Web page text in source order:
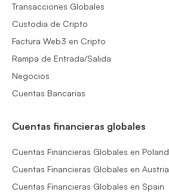
Transacciones Globales
Custodia de Cripto
Factura Web3 en Cripto
Rampa de Entrada/Salida
Negocios
Cuentas Bancarias
Cuentas financieras globales
Cuentas Financieras Globales en Poland
Cuentas Financieras Globales en Austria
Cuentas Financieras Globales en Spain